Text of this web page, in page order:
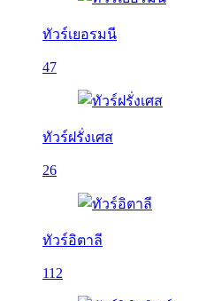
ทัวร์เยอรมนี
47
ทัวร์ฝรั่งเศส
26
ทัวร์อิตาลี
112